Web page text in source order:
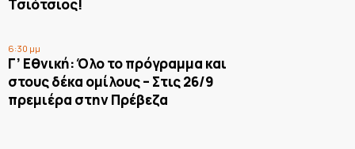
Τσιότσιος!
6:30 μμ
Γ’ Εθνική: Όλο το πρόγραμμα και
στους δέκα ομίλους – Στις 26/9
πρεμιέρα στην Πρέβεζα